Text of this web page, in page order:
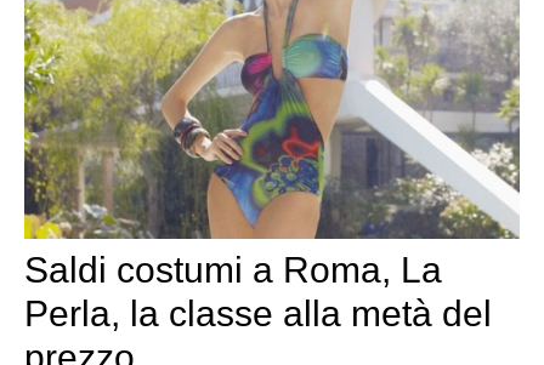
Saldi costumi a Roma, La
Perla, la classe alla metà del
prezzo